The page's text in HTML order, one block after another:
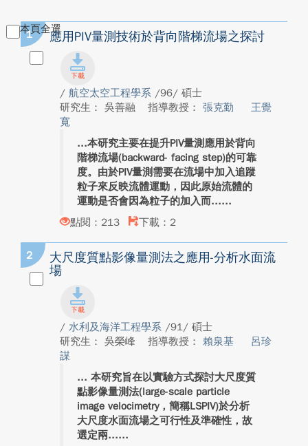
本頁全選
1 應用PIV量測技術於背向階梯流場之探討
/ 航空太空工程學系 /96/ 碩士
研究生： 吳善融
指導教授： 張克勤
王覺
寬
本研究主要在提升PIV量測應用於背向
階梯流場(backward- facing step)的可靠
度。由於PIV量測需要在流場中加入追蹤
粒子來反映流體運動，因此原始流體的
運動是否會因為粒子的加入而...
點閱：213
下載：2
2
大尺度質點影像量測法之應用-分析水面流
場
/ 水利及海洋工程學系 /91/ 碩士
研究生： 吳榮峰
指導教授： 賴泉基
呂珍
謀
本研究旨在以實驗方式探討大尺度質
點影像量測法(large-scale particle
image velocimetry，簡稱LSPIV)於分析
大尺度水面流場之可行性及準確性，故
選定兩...